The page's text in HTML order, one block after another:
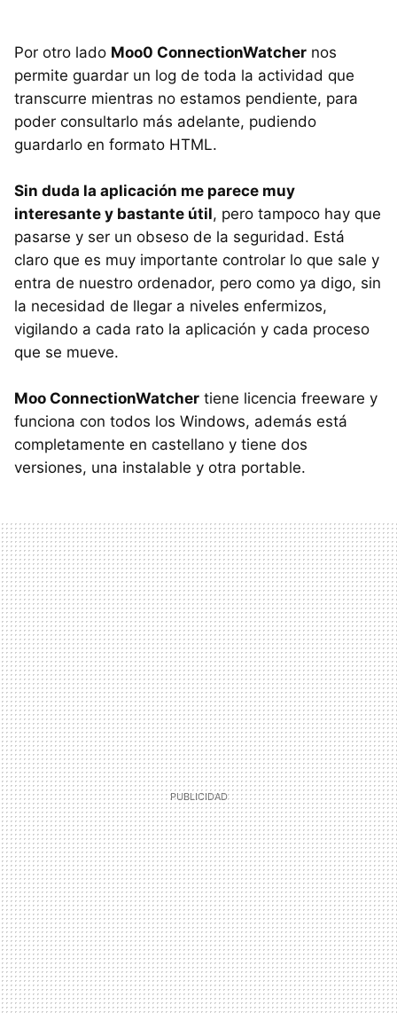
Por otro lado Moo0 ConnectionWatcher nos
permite guardar un log de toda la actividad que
transcurre mientras no estamos pendiente, para
poder consultarlo más adelante, pudiendo
guardarlo en formato HTML.
Sin duda la aplicación me parece muy
interesante y bastante útil, pero tampoco hay que
pasarse y ser un obseso de la seguridad. Está
claro que es muy importante controlar lo que sale y
entra de nuestro ordenador, pero como ya digo, sin
la necesidad de llegar a niveles enfermizos,
vigilando a cada rato la aplicación y cada proceso
que se mueve.
Moo ConnectionWatcher tiene licencia freeware y
funciona con todos los Windows, además está
completamente en castellano y tiene dos
versiones, una instalable y otra portable.